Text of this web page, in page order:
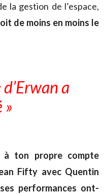
la gestion de l’espace,
de moins en moins le
d’Erwan a
»
ton propre compte
Fifty avec Quentin
performances ont-